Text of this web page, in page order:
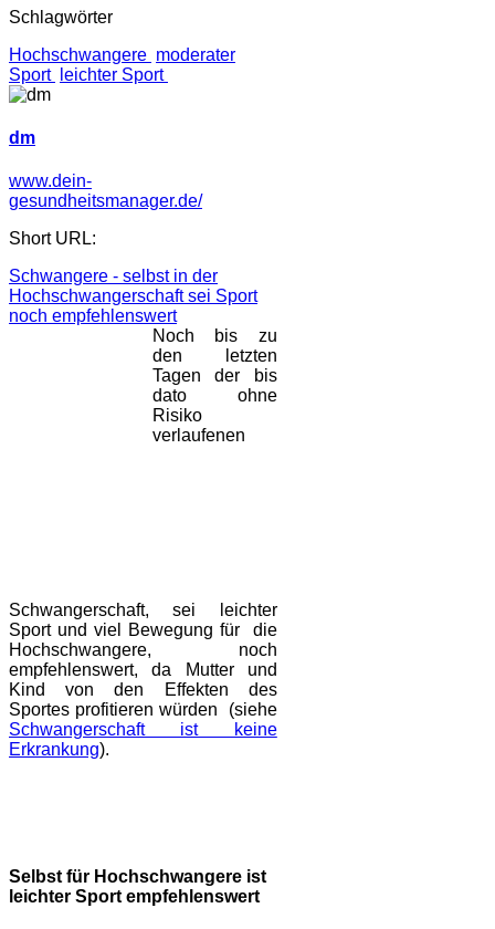
Schlagwörter
Hochschwangere moderater
Sport
leichter Sport
dm
www.dein-
gesundheitsmanager.de/
Short URL:
Schwangere - selbst in der
Hochschwangerschaft sei Sport
noch empfehlenswert
Noch bis zu
den letzten
Tagen der bis
dato ohne
Risiko
verlaufenen
Schwangerschaft, sei leichter
Sport und viel Bewegung für die
Hochschwangere, noch
empfehlenswert, da Mutter und
Kind von den Effekten des
Sportes profitieren würden (siehe
Schwangerschaft ist keine
Erkrankung).
Selbst für Hochschwangere ist
leichter Sport empfehlenswert